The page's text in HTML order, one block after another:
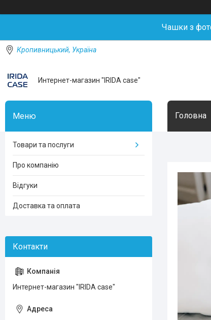
Чашки з
Кропивницький, Україна
Интернет-магазин "IRIDA case"
Головна
Товари та послуги
Про компанію
Відгуки
Доставка та оплата
Интернет-магазин "IRIDA case"